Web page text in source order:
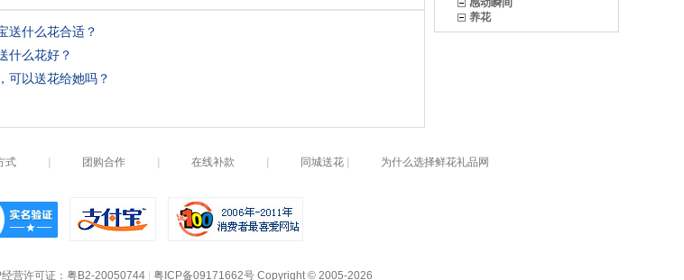
送什么花合适？
什么花好？
可以送花给她吗？
养花
式 团购合作 在线补款 同城送花 为什么选择鲜花礼品网
经营许可证： 粤B2-20050744 粤ICP备09171662号 Copyright © 2005-2026